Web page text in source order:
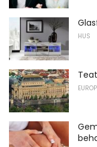
HUS